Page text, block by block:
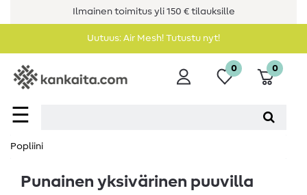
Ilmainen toimitus yli 150 € tilauksille
Uutuus: Air Mesh! Tutustu nyt!
☰
0 0
Popliini
Punainen yksivärinen puuvilla